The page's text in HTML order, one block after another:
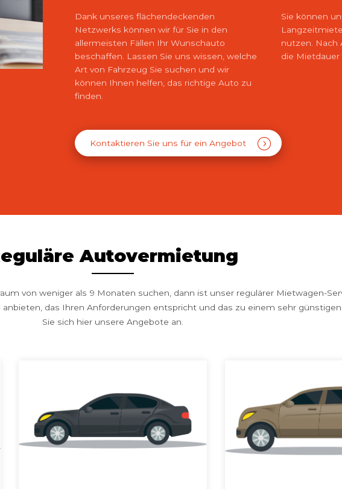
Dank unseres flächendeckenden
Netzwerks können wir für Sie in den
allermeisten Fällen Ihr Wunschauto
beschaffen. Lassen Sie uns wissen, welche
Art von Fahrzeug Sie suchen und wir
können Ihnen helfen, das richtige Auto zu
finden.
Sie können
nutzen. Nach
die Mietdauer
Kontaktieren Sie uns für ein Angebot
Autovermietung
von weniger als 9 Monaten suchen, dann ist unser regulärer Mietwagen-
das Ihren Anforderungen entspricht und das zu einem sehr günstigen
Sie sich hier unsere Angebote an.